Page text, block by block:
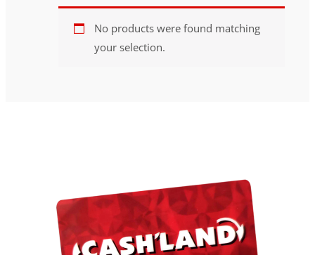
No products were found matching
your selection.